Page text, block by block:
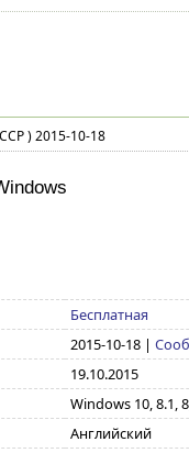
) 2015-10-18
Бесплатная
2015-10-18|
19.10.2015
Windows 10, 8.1,
Английский